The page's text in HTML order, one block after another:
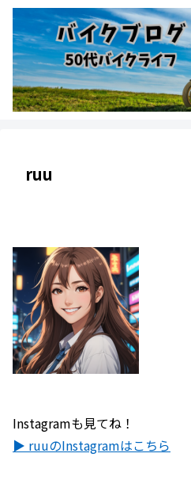
ruu
Instagramも見てね！
▶ ruuのInstagramはこちら